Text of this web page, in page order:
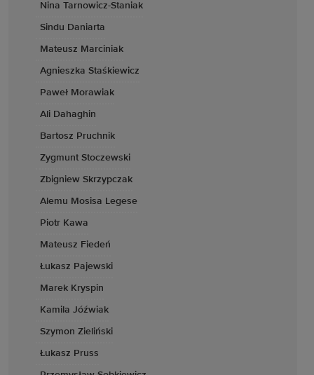
Nina Tarnowicz-Staniak
Sindu Daniarta
Mateusz Marciniak
Agnieszka Staśkiewicz
Paweł Morawiak
Ali Dahaghin
Bartosz Pruchnik
Zygmunt Stoczewski
Zbigniew Skrzypczak
Alemu Mosisa Legese
Piotr Kawa
Mateusz Fiedeń
Łukasz Pajewski
Marek Kryspin
Kamila Jóźwiak
Szymon Zieliński
Łukasz Pruss